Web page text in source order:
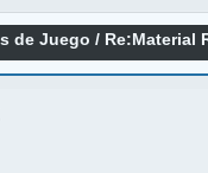
de Juego / Re:Material